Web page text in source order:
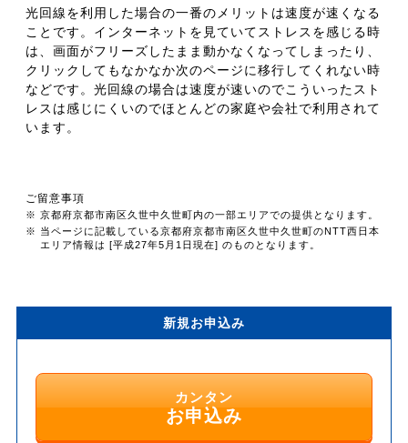
光回線を利用した場合の一番のメリットは速度が速くなる
ことです。インターネットを見ていてストレスを感じる時
は、画面がフリーズしたまま動かなくなってしまったり、
クリックしてもなかなか次のページに移行してくれない時
などです。光回線の場合は速度が速いのでこういったスト
レスは感じにくいのでほとんどの家庭や会社で利用されて
います。
ご留意事項
※ 京都府京都市南区久世中久世町内の一部エリアでの提供となります。
※ 当ページに記載している京都府京都市南区久世中久世町のNTT西日本
エリア情報は [平成27年5月1日現在] のものとなります。
新規お申込み
カンタン
お申込み